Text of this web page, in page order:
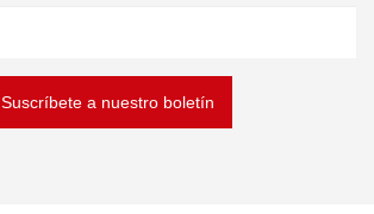
Suscríbete a nuestro boletín